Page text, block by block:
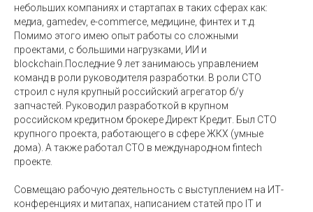
небольших компаниях и стартапах в таких сферах как:
медиа, gamedev, e-commerce, медицине, финтех и т.д.
Помимо этого имею опыт работы со сложными
проектами, с большими нагрузками, ИИ и
blockchain.Последние 9 лет занимаюсь управлением
команд в роли руководителя разработки. В роли СТО
строил с нуля крупный российский агрегатор б/у
запчастей. Руководил разработкой в крупном
российском кредитном брокере Директ Кредит. Был CTO
крупного проекта, работающего в сфере ЖКХ (умные
дома). А также работал СТО в международном fintech
проекте.
Совмещаю рабочую деятельность с выступлением на ИТ-
конференциях и митапах, написанием статей про IT и